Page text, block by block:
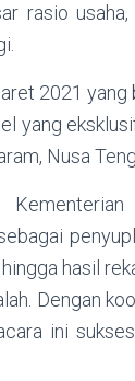
rasio
2021
yang
Nusa
hasil
Dengan
ini